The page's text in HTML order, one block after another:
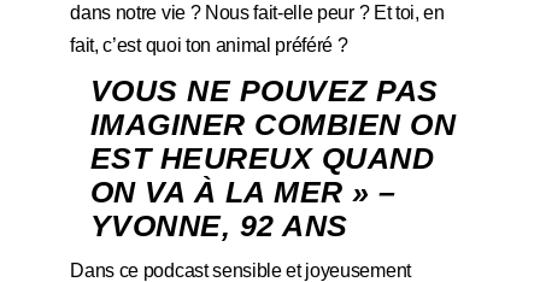
dans notre vie ? Nous fait-elle peur ? Et toi, en
fait, c’est quoi ton animal préféré ?
VOUS NE POUVEZ PAS
IMAGINER COMBIEN ON
EST HEUREUX QUAND
ON VA À LA MER » –
YVONNE, 92 ANS
Dans ce podcast sensible et joyeusement